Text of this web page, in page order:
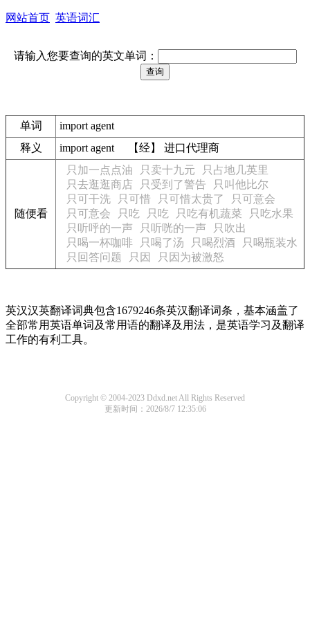
网站首页 英语词汇
请输入您要查询的英文单词：
单词
import agent
释义
import agent 【经】 进口代理商
随便看
只加一点点油 只卖十九元
只占地几英里
只去逛逛商店
只受到了警告
只叫他比尔
只可干洗
只可惜 只可惜太贵了
只可意会
只可意会
只吃 只吃 只吃有机蔬菜
只吃水果
只听呼的一声
只听咣的一声
只吹出
只喝一杯咖啡
只喝了汤 只喝烈酒
只喝瓶装水
只回答问题
只因 只因为被激怒
英汉汉英翻译词典包含1679246条英汉翻译词条，基本涵盖了
全部常用英语单词及常用语的翻译及用法，是英语学习及翻译
工作的有利工具。
Copyright © 2004-2023 Ddxd.net All Rights Reserved
更新时间：2026/8/7 12:35:06